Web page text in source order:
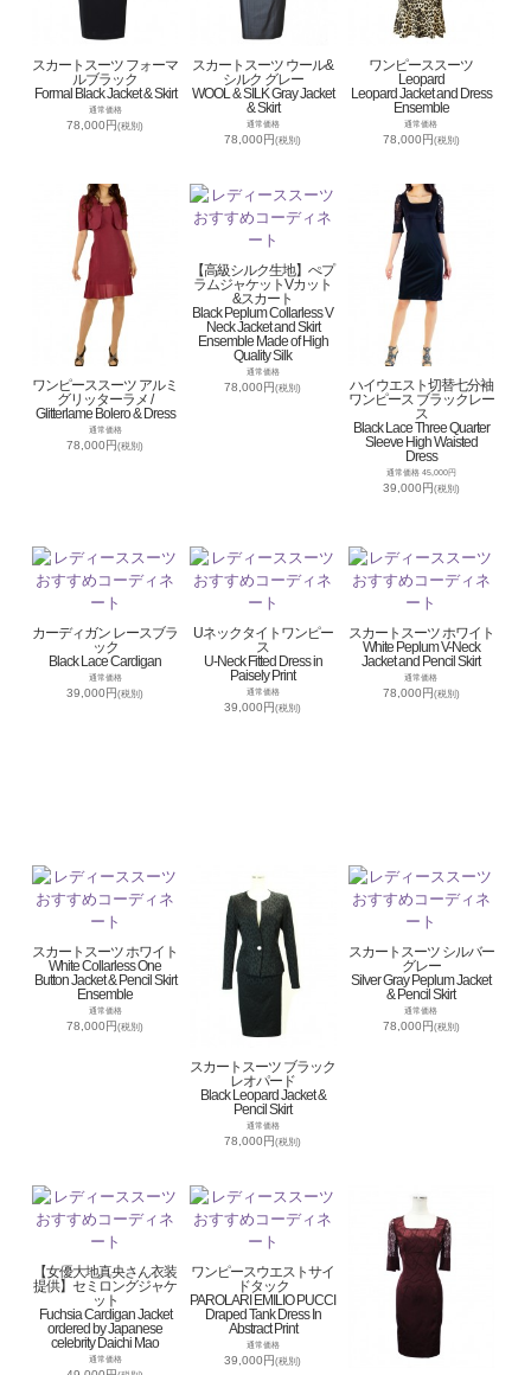
スカートスーツ フォーマ
ルブラック
Formal Black Jacket & Skirt
通常価格
78,000円(税別)
スカートスーツ ウール&
シルク グレー
WOOL & SILK Gray Jacket
& Skirt
通常価格
78,000円(税別)
ワンピーススーツ
Leopard
Leopard Jacket and Dress
Ensemble
通常価格
78,000円 (税別)
ワンピーススーツ アルミ
グリッターラメ /
Glitterlame Bolero & Dress
通常価格
78,000円(税別)
【高級シルク生地】ぺプ
ラムジャケットVカット
&スカート
Black Peplum Collarless V
Neck Jacket and Skirt
Ensemble Made of High
Quality Silk
通常価格
78,000円(税別)
ハイウエスト切替七分袖
ワンピース ブラックレー
ス
Black Lace Three Quarter
Sleeve High Waisted
Dress
通常価格 45,000円
39,000円(税別)
カーディガン レースブラ
ック
Black Lace Cardigan
通常価格
39,000円(税別)
Uネックタイトワンピー
ス
U-Neck Fitted Dress in
Paisely Print
通常価格
39,000円(税別)
スカートスーツ ホワイト
White Peplum V-Neck
Jacket and Pencil Skirt
通常価格
78,000円 (税別)
スカートスーツ ホワイト
White Collarless One
Button Jacket & Pencil Skirt
Ensemble
通常価格
78,000円(税別)
スカートスーツ ブラック
レオパード
Black Leopard Jacket &
Pencil Skirt
通常価格
78,000円(税別)
スカートスーツ シルバー
グレー
Silver Gray Peplum Jacket
& Pencil Skirt
通常価格
78,000円 (税別)
【女優大地真央さん衣装
提供】セミロングジャケ
ット
Fuchsia Cardigan Jacket
ordered by Japanese
celebrity Daichi Mao
通常価格
ワンピースウエストサイ
ドタック
PAROLARI EMILIO PUCCI
Draped Tank Dress In
Abstract Print
通常価格
39,000円(税別)